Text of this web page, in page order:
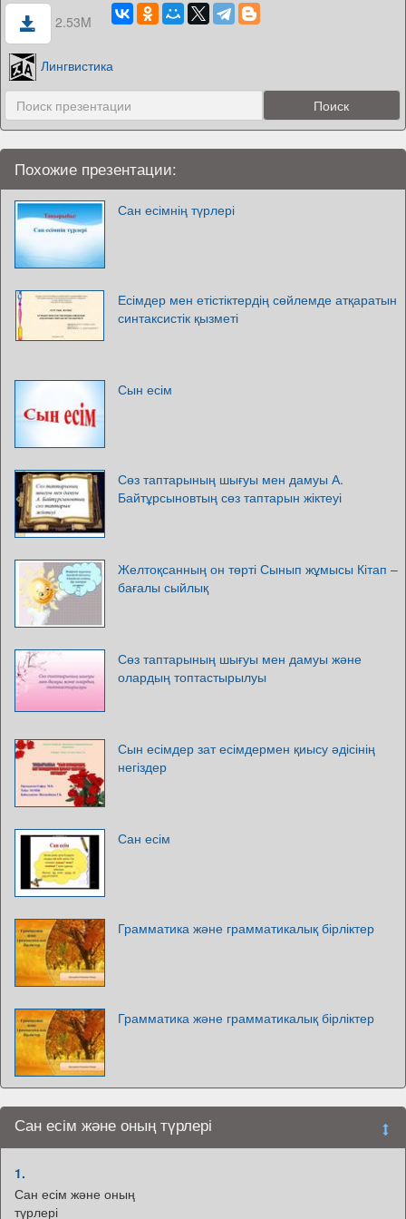
2.53M
Лингвистика
Похожие презентации:
Сан есімнің түрлері
Есімдер мен етістіктердің сөйлемде атқаратын
синтаксистік қызметі
Сын есім
Сөз таптарының шығуы мен дамуы А.
Байтұрсыновтың сөз таптарын жіктеуі
Желтоқсанның он төрті Сынып жұмысы Кітап –
бағалы сыйлық
Сөз таптарының шығуы мен дамуы және
олардың топтастырылуы
Сын есімдер зат есімдермен қиысу әдісінің
негіздер
Сан есім
Грамматика және грамматикалық бірліктер
Грамматика және грамматикалық бірліктер
Сан есім және оның түрлері
1.
Сан есім және оның
түрлері